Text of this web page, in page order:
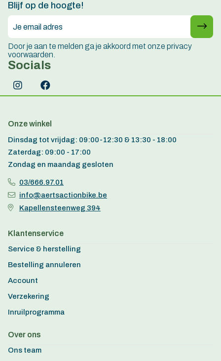
Blijf op de hoogte!
Door je aan te melden ga je akkoord met onze privacy
voorwaarden.
Socials
Onze winkel
Dinsdag tot vrijdag: 09:00-12:30 & 13:30 - 18:00
Zaterdag: 09:00 - 17:00
Zondag en maandag gesloten
03/666.97.01
info@aertsactionbike.be
Kapellensteenweg 394
Klantenservice
Service & herstelling
Bestelling annuleren
Account
Verzekering
Inruilprogramma
Over ons
Ons team